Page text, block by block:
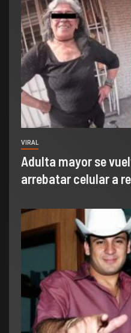
VIRAL
Adulta mayor se
arrebatar celular a